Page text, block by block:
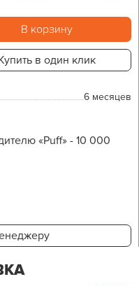
В корзину
в один клик
6 месяцев
«Puff» - 10 000